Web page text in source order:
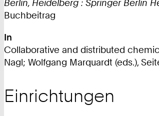
Berlin, Heidelberg : Springer Berlin
Buchbeitrag
In
Collaborative and distributed
Nagl; Wolfgang Marquardt (eds.),
Einrichtungen